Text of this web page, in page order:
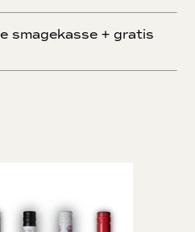
smagekasse + gratis